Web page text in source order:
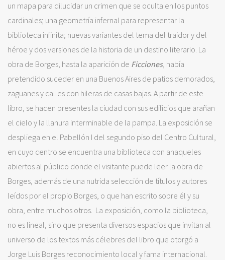
un mapa para dilucidar un crimen que se oculta en los puntos
cardinales; una geometría infernal para representar la
biblioteca infinita; nuevas variantes del tema del traidor y del
héroe y dos versiones de la historia de un destino literario. La
obra de Borges, hasta la aparición de Ficciones, había
pretendido suceder en una Buenos Aires de patios demorados,
zaguanes y calles con hileras de casas bajas. A partir de este
libro, se hacen presentes la ciudad con sus edificios que arañan
el cielo y la llanura interminable de la pampa. La exposición se
despliega en el Pabellón I del segundo piso del Centro Cultural,
en cuyo centro se encuentra una biblioteca con anaqueles
abiertos al público donde el visitante puede leer la obra de
Borges, además de una nutrida selección de títulos y autores
leídos por el propio Borges, o que han escrito sobre él y su
obra, entre muchos otros. La exposición, como la biblioteca,
no es lineal, sino que presenta diversos espacios que invitan al
universo de los textos más célebres del libro que otorgó a
Jorge Luis Borges reconocimiento local y fama internacional.